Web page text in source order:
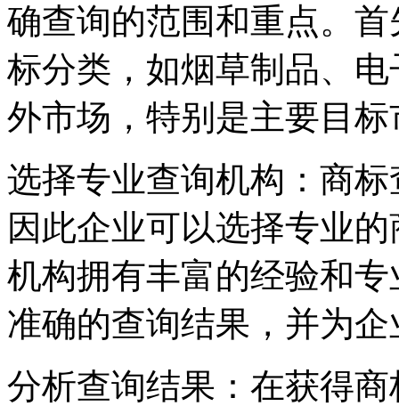
确查询的范围和重点。
标分类，如烟草制品、
外市场，特别是主要目
选择专业查询机构：商
因此企业可以选择专业
机构拥有丰富的经验和
准确的查询结果，并为
分析查询结果：在获得